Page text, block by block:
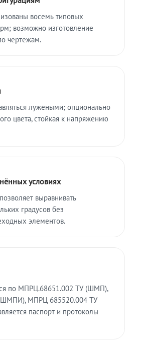
восемь типовых
возможно изготовление
чертежам.
лужёными; опционально
цвета, стойкая к напряжению
условиях
выравнивать
градусов без
элементов.
по МПРЦ.68651.002 ТУ (ШМП),
МПРЦ 685520.004 ТУ
паспорт и протоколы